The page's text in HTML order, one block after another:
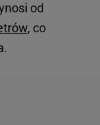
od
, co